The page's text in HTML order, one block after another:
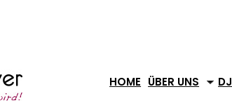
HOME ÜBER UNS